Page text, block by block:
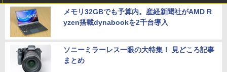
メモリ32GBでも予算内。産経新聞社がAMD R
yzen搭載dynabookを2千台導入
ソニーミラーレス一眼の大特集！ 見どころ記事
まとめ